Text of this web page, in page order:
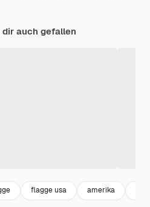
dir auch gefallen
flagge usa amerika